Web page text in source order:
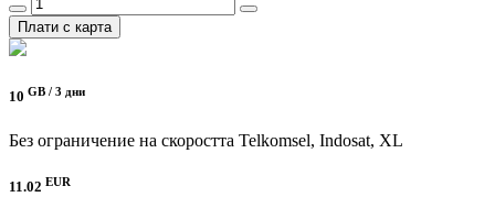
Плати с карта
10 GB / 3 дни
Без ограничение на скоростта Telkomsel, Indosat, XL
11.02 EUR